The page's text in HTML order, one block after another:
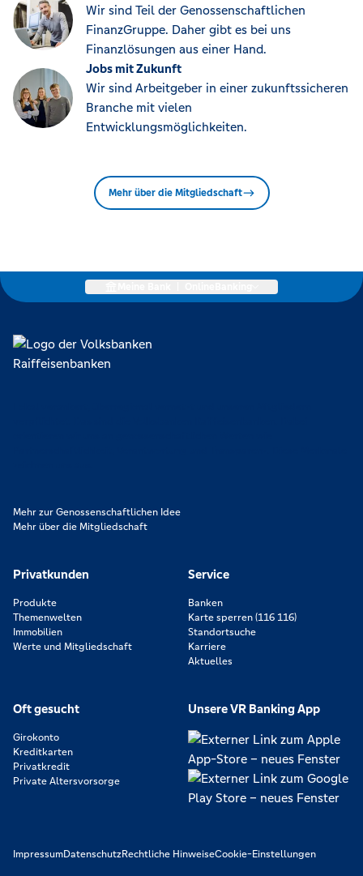
Wir sind Teil der Genossenschaftlichen
FinanzGruppe. Daher gibt es bei uns
Finanzlösungen aus einer Hand.
Jobs mit Zukunft
Wir sind Arbeitgeber in einer zukunftssicheren
Branche mit vielen
Entwicklungsmöglichkeiten.
Mehr über die Mitgliedschaft
Mehr zur Genossenschaftlichen Idee
Mehr über die Mitgliedschaft
Privatkunden
Produkte
Themenwelten
Immobilien
Werte und Mitgliedschaft
Service
Banken
Karte sperren (116 116)
Standortsuche
Karriere
Aktuelles
Oft gesucht
Girokonto
Kreditkarten
Privatkredit
Private Altersvorsorge
Unsere VR Banking App
ImpressumDatenschutzRechtliche HinweiseCookie-Einstellungen